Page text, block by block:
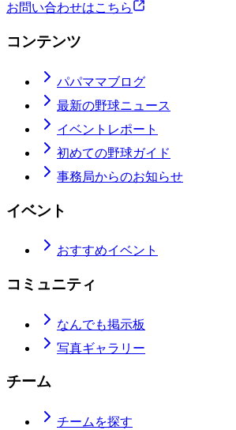
お問い合わせはこちら
コンテンツ
パパママブログ
最新の野球ニュース
イベントレポート
初めての野球ガイド
事務局からのお知らせ
イベント
おすすめイベント
コミュニティ
なんでも掲示板
写真ギャラリー
チーム
チームを探す